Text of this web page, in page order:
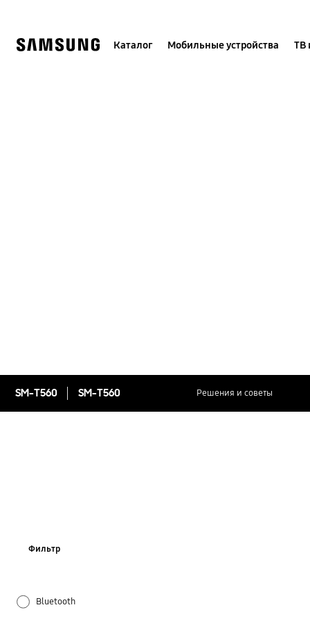
Каталог Мобильные устройства ТВ
SM-T560 SM-T560 Решения и советы
Фильтр
Bluetooth